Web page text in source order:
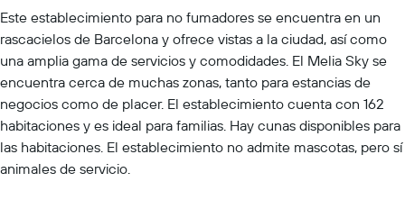
Este establecimiento para no fumadores se encuentra en un
rascacielos de Barcelona y ofrece vistas a la ciudad, así como
una amplia gama de servicios y comodidades. El Melia Sky se
encuentra cerca de muchas zonas, tanto para estancias de
negocios como de placer. El establecimiento cuenta con 162
habitaciones y es ideal para familias. Hay cunas disponibles para
las habitaciones. El establecimiento no admite mascotas, pero sí
animales de servicio.